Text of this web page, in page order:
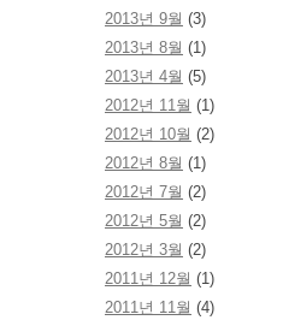
2013년 9월 (3)
2013년 8월 (1)
2013년 4월 (5)
2012년 11월 (1)
2012년 10월 (2)
2012년 8월 (1)
2012년 7월 (2)
2012년 5월 (2)
2012년 3월 (2)
2011년 12월 (1)
2011년 11월 (4)